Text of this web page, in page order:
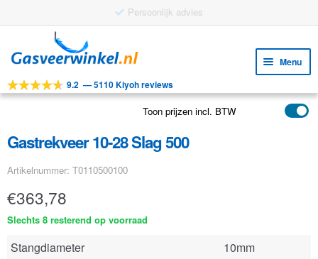
door
navigatie
naar
inhoud
Menu
Tools
Toepassingen
Klantenservice
FAQ
9.2 —5110 Kiyoh reviews
Toon prijzen incl. BTW
Gastrekveer 10-28 Slag 500
Artikelnummer: T0110500100
€363,78
Slechts 8 resterend op voorraad
Stangdiameter
10mm